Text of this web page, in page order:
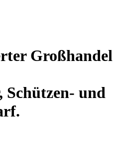
Großhandel
Schützen- und